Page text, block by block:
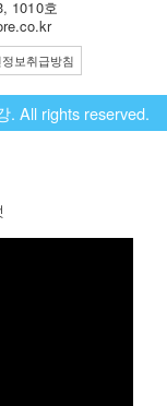
1010호
보취급방침
All rights reserved.